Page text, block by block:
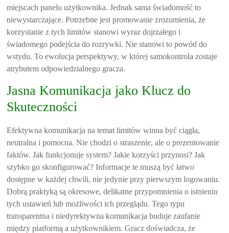
miejscach panelu użytkownika. Jednak sama świadomość to
niewystarczające. Potrzebne jest promowanie zrozumienia, że
korzystanie z tych limitów stanowi wyraz dojrzałego i
świadomego podejścia do rozrywki. Nie stanowi to powód do
wstydu. To ewolucja perspektywy, w której samokontrola zostaje
atrybutem odpowiedzialnego gracza.
Jasna Komunikacja jako Klucz do
Skuteczności
Efektywna komunikacja na temat limitów winna być ciągła,
neutralna i pomocna. Nie chodzi o straszenie, ale o prezentowanie
faktów. Jak funkcjonuje system? Jakie korzyści przynosi? Jak
szybko go skonfigurować? Informacje te muszą być łatwo
dostępne w każdej chwili, nie jedynie przy pierwszym logowaniu.
Dobrą praktyką są okresowe, delikatne przypomnienia o istnieniu
tych ustawień lub możliwości ich przeglądu. Tego typu
transparentna i niedyrektywna komunikacja buduje zaufanie
między platformą a użytkownikiem. Gracz doświadcza, że